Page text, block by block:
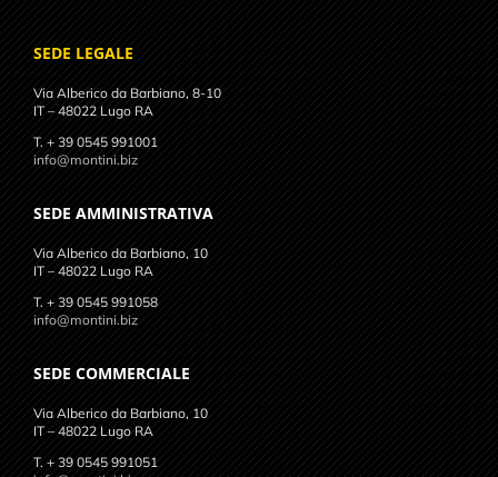
SEDE LEGALE
Via Alberico da Barbiano, 8-10
IT – 48022 Lugo RA
T. + 39 0545 991001
info@montini.biz
SEDE AMMINISTRATIVA
Via Alberico da Barbiano, 10
IT – 48022 Lugo RA
T. + 39 0545 991058
info@montini.biz
SEDE COMMERCIALE
Via Alberico da Barbiano, 10
IT – 48022 Lugo RA
T. + 39 0545 991051